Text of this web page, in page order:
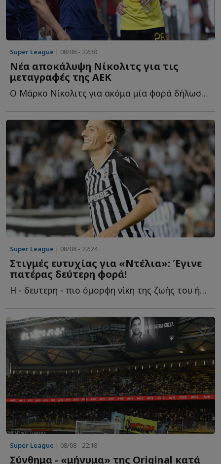
Super League | 08/08 - 22:30
Νέα αποκάλυψη Νίκολιτς για τις
μεταγραφές της ΑΕΚ
Ο Μάρκο Νίκολιτς για ακόμα μία φορά δήλωσε... θετικός γ...
Super League | 08/08 - 22:24
Στιγμές ευτυχίας για «Ντέλια»: Έγινε
πατέρας δεύτερη φορά!
Η - δευτερη - πιο όμορφη νίκη της ζωής του ήρθε μακριά α...
Super League | 08/08 - 22:18
Σύνθημα - «μήνυμα» της Original κατά